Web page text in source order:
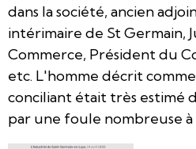
dans la société, ancien
intérimaire de St Germain,
Commerce, Président du
etc. L'homme décrit
conciliant était très estimé
par une foule nombreuse